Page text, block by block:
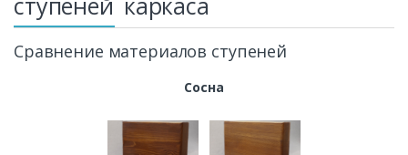
Сравнение материалов ступеней
Сосна